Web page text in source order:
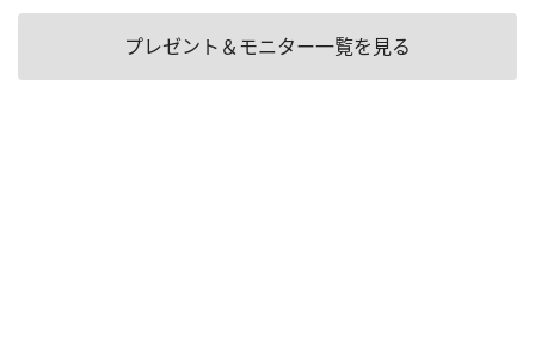
プレゼント＆モニター一覧を見る